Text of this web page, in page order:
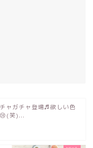
ャガチャ登場♬欲しい色
笑)...